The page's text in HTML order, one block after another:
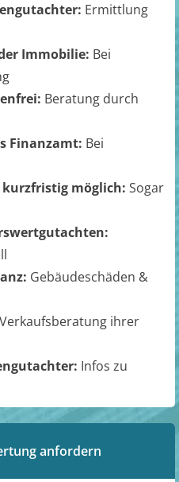
Ermittlung
Immobilie: Bei
Beratung durch
Finanzamt: Bei
möglich: Sogar
Gebäudeschäden &
Verkaufsberatung ihrer
Infos zu
anfordern